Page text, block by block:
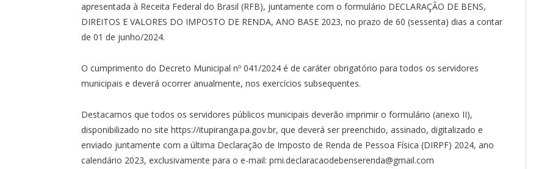
apresentada à Receita Federal do Brasil (RFB), juntamente com o formulário DECLARAÇÃO DE BENS,
DIREITOS E VALORES DO IMPOSTO DE RENDA, ANO BASE 2023, no prazo de 60 (sessenta) dias a contar
de 01 de junho/2024.
O cumprimento do Decreto Municipal nº 041/2024 é de caráter obrigatório para todos os servidores
municipais e deverá ocorrer anualmente, nos exercícios subsequentes.
Destacamos que todos os servidores públicos municipais deverão imprimir o formulário (anexo II),
disponibilizado no site https://itupiranga.pa.gov.br, que deverá ser preenchido, assinado, digitalizado e
enviado juntamente com a última Declaração de Imposto de Renda de Pessoa Física (DIRPF) 2024, ano
calendário 2023, exclusivamente para o e-mail: pmi.declaracaodebenserenda@gmail.com